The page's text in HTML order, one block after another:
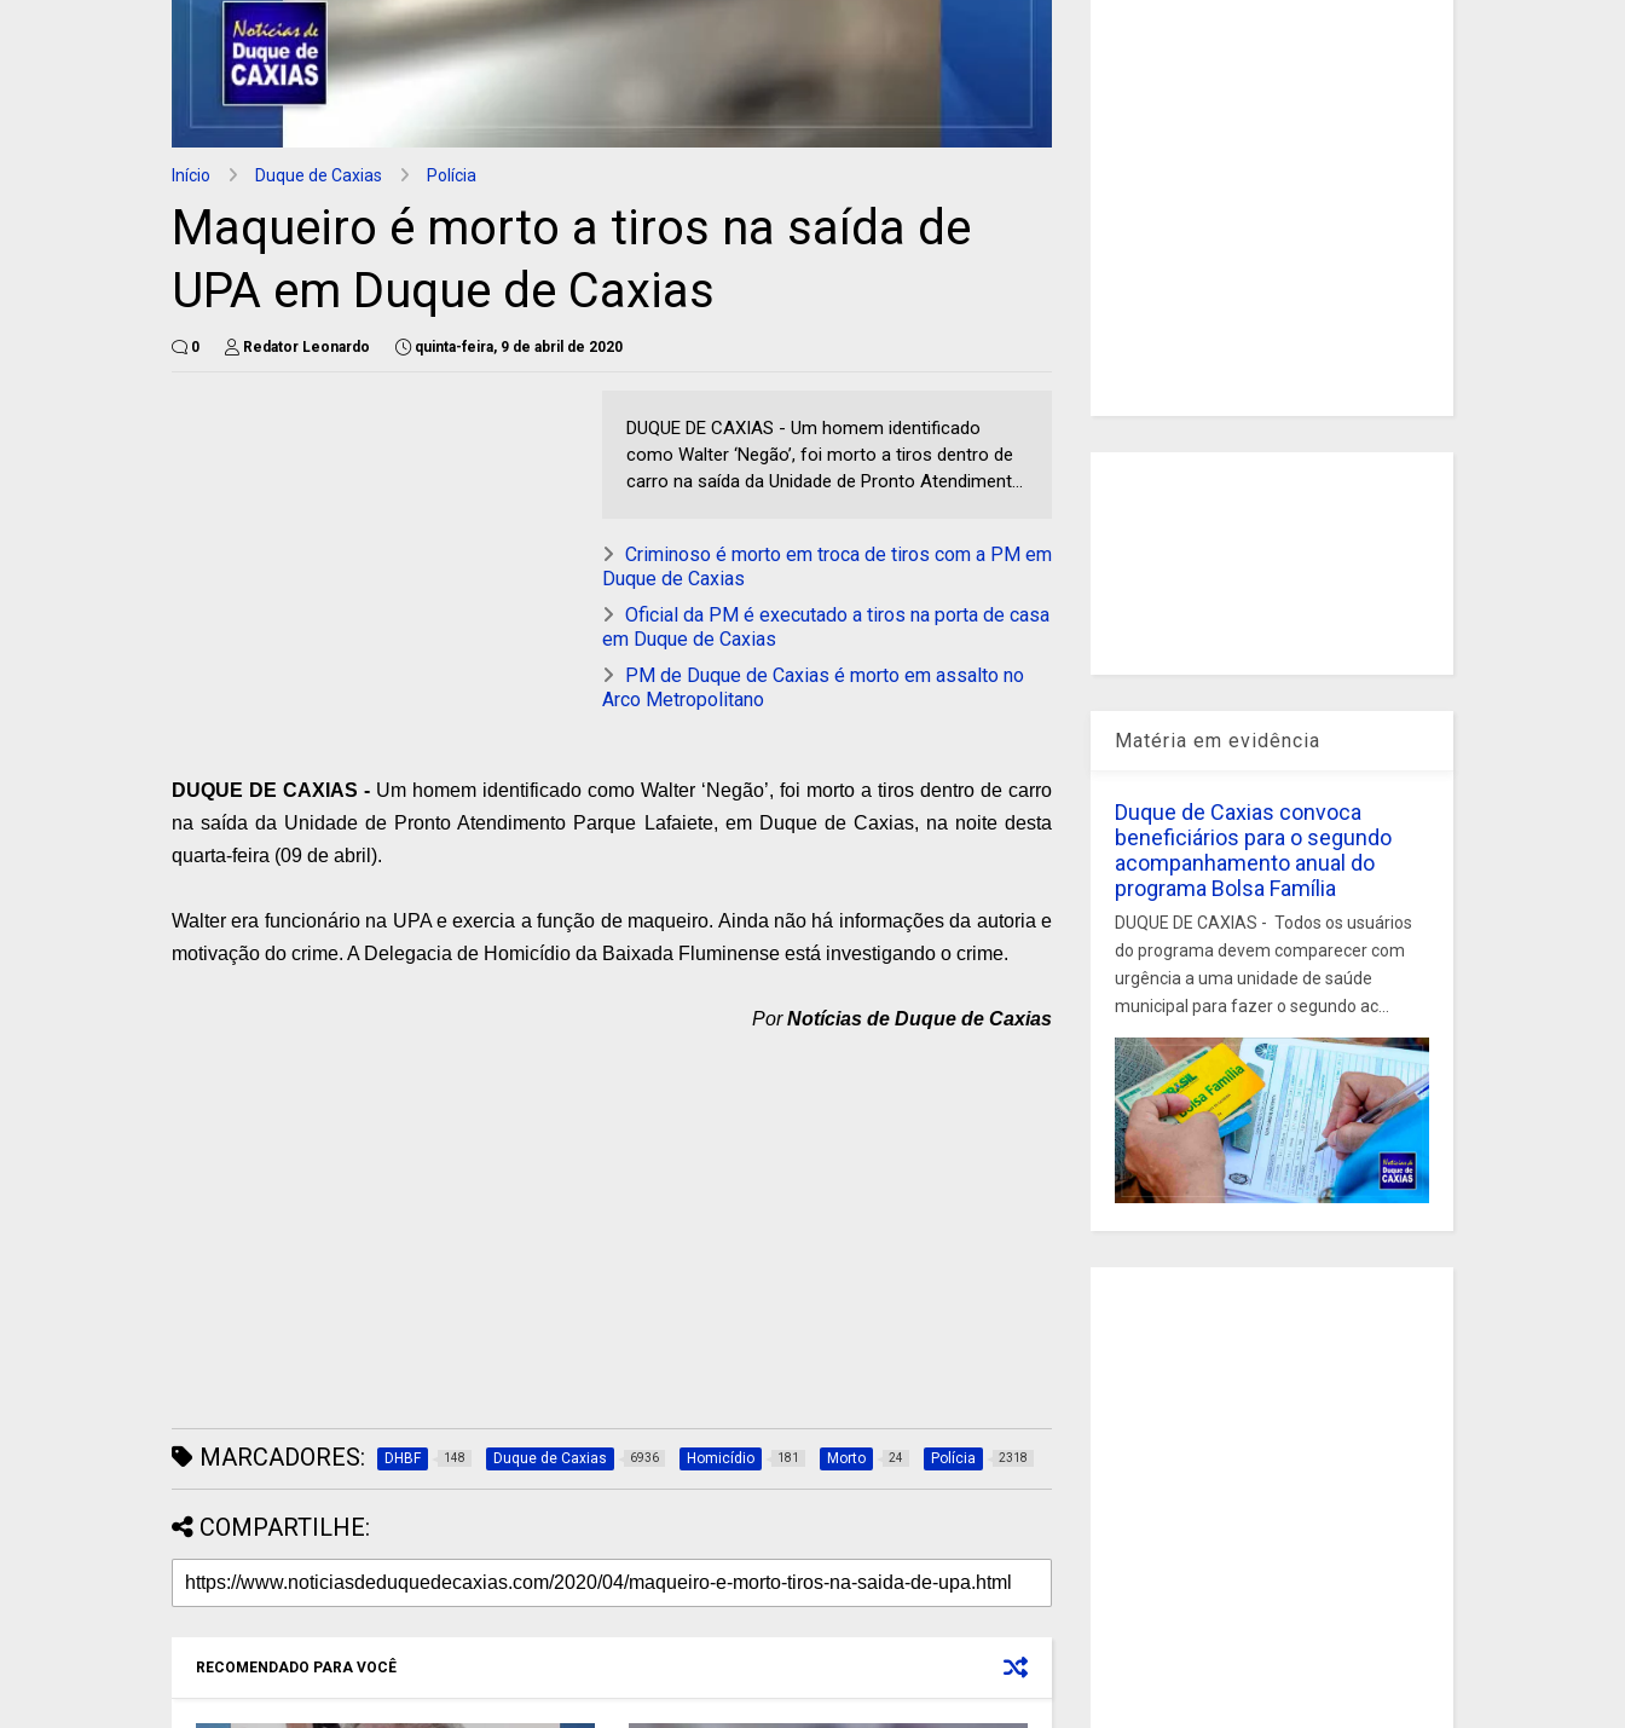
Início Duque de Caxias Polícia
Maqueiro é morto a tiros na saída de
UPA em Duque de Caxias
0 Redator Leonardo quinta-feira, 9 de abril de 2020
DUQUE DE CAXIAS - Um homem identificado
como Walter ‘Negão’, foi morto a tiros dentro de
carro na saída da Unidade de Pronto Atendiment...
Criminoso é morto em troca de tiros com a PM em
Duque de Caxias
Oficial da PM é executado a tiros na porta de casa
em Duque de Caxias
PM de Duque de Caxias é morto em assalto no
Arco Metropolitano
DUQUE DE CAXIAS - Um homem identificado como Walter ‘Negão’, foi morto a tiros dentro de carro
na saída da Unidade de Pronto Atendimento Parque Lafaiete, em Duque de Caxias, na noite desta
quarta-feira (09 de abril).
Walter era funcionário na UPA e exercia a função de maqueiro. Ainda não há informações da autoria e
motivação do crime. A Delegacia de Homicídio da Baixada Fluminense está investigando o crime.
PorNotícias de Duque de Caxias
MARCADORES: DHBF 148 Duque de Caxias 6936 Homicídio 181 Morto 24 Polícia 2318
COMPARTILHE:
RECOMENDADO PARA VOCÊ
Matéria em evidência
Duque de Caxias convoca
beneficiários para o segundo
acompanhamento anual do
programa Bolsa Família
DUQUE DE CAXIAS - Todos os usuários
do programa devem comparecer com
urgência a uma unidade de saúde
municipal para fazer o segundo ac...